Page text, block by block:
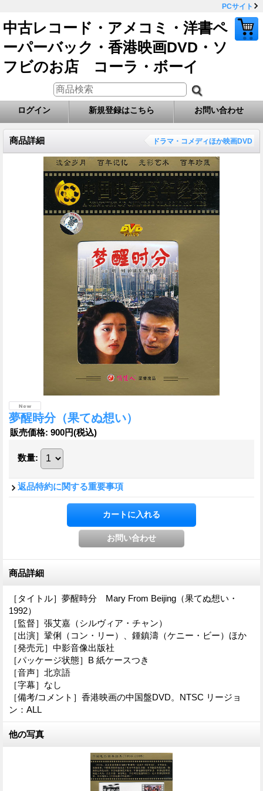
PCサイト
中古レコード・アメコミ・洋書ペ
ーパーバック・香港映画DVD・ソ
フビのお店 コーラ・ボーイ
ログイン 新規登録はこちら お問い合わせ
商品詳細 ドラマ・コメディほか映画DVD
夢醒時分（果てぬ想い）
販売価格: 900円(税込)
数量:
返品特約に関する重要事項
商品詳細
［タイトル］夢醒時分 Mary From Beijing（果てぬ想い・
1992）
［監督］張艾嘉（シルヴィア・チャン）
［出演］鞏俐（コン・リー）、鍾鎮濤（ケニー・ビー）ほか
［発売元］中影音像出版社
［パッケージ状態］B 紙ケースつき
［音声］北京語
［字幕］なし
［備考/コメント］香港映画の中国盤DVD。NTSC リージョ
ン：ALL
他の写真